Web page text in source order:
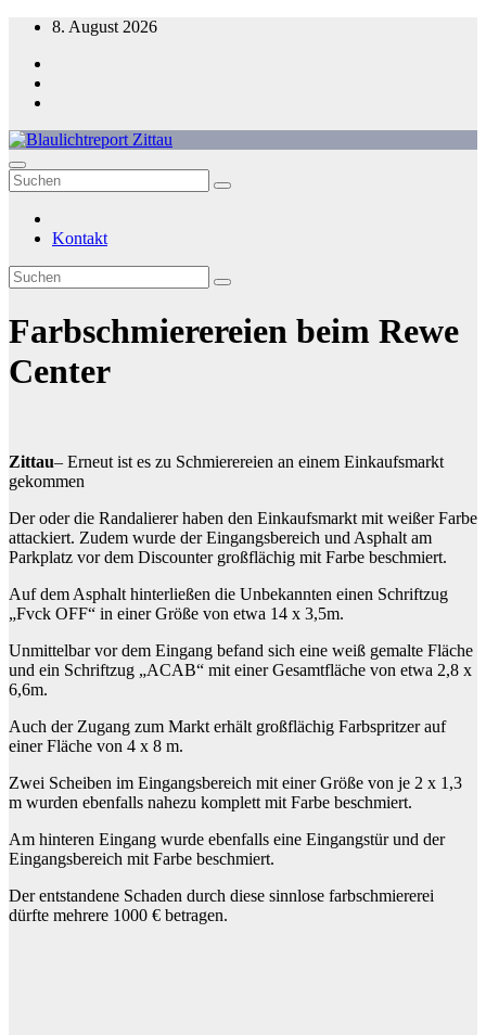
Zum
springen
8. August 2026
Blaulichtreport Zittau
Kontakt
Farbschmierereien beim Rewe
Center
Zittau– Erneut ist es zu Schmierereien an einem Einkaufsmarkt
gekommen
Der oder die Randalierer haben den Einkaufsmarkt mit weißer Farbe
attackiert. Zudem wurde der Eingangsbereich und Asphalt am
Parkplatz vor dem Discounter großflächig mit Farbe beschmiert.
Auf dem Asphalt hinterließen die Unbekannten einen Schriftzug
„Fvck OFF“ in einer Größe von etwa 14 x 3,5m.
Unmittelbar vor dem Eingang befand sich eine weiß gemalte Fläche
und ein Schriftzug „ACAB“ mit einer Gesamtfläche von etwa 2,8 x
6,6m.
Auch der Zugang zum Markt erhält großflächig Farbspritzer auf
einer Fläche von 4 x 8 m.
Zwei Scheiben im Eingangsbereich mit einer Größe von je 2 x 1,3
m wurden ebenfalls nahezu komplett mit Farbe beschmiert.
Am hinteren Eingang wurde ebenfalls eine Eingangstür und der
Eingangsbereich mit Farbe beschmiert.
Der entstandene Schaden durch diese sinnlose farbschmiererei
dürfte mehrere 1000 € betragen.